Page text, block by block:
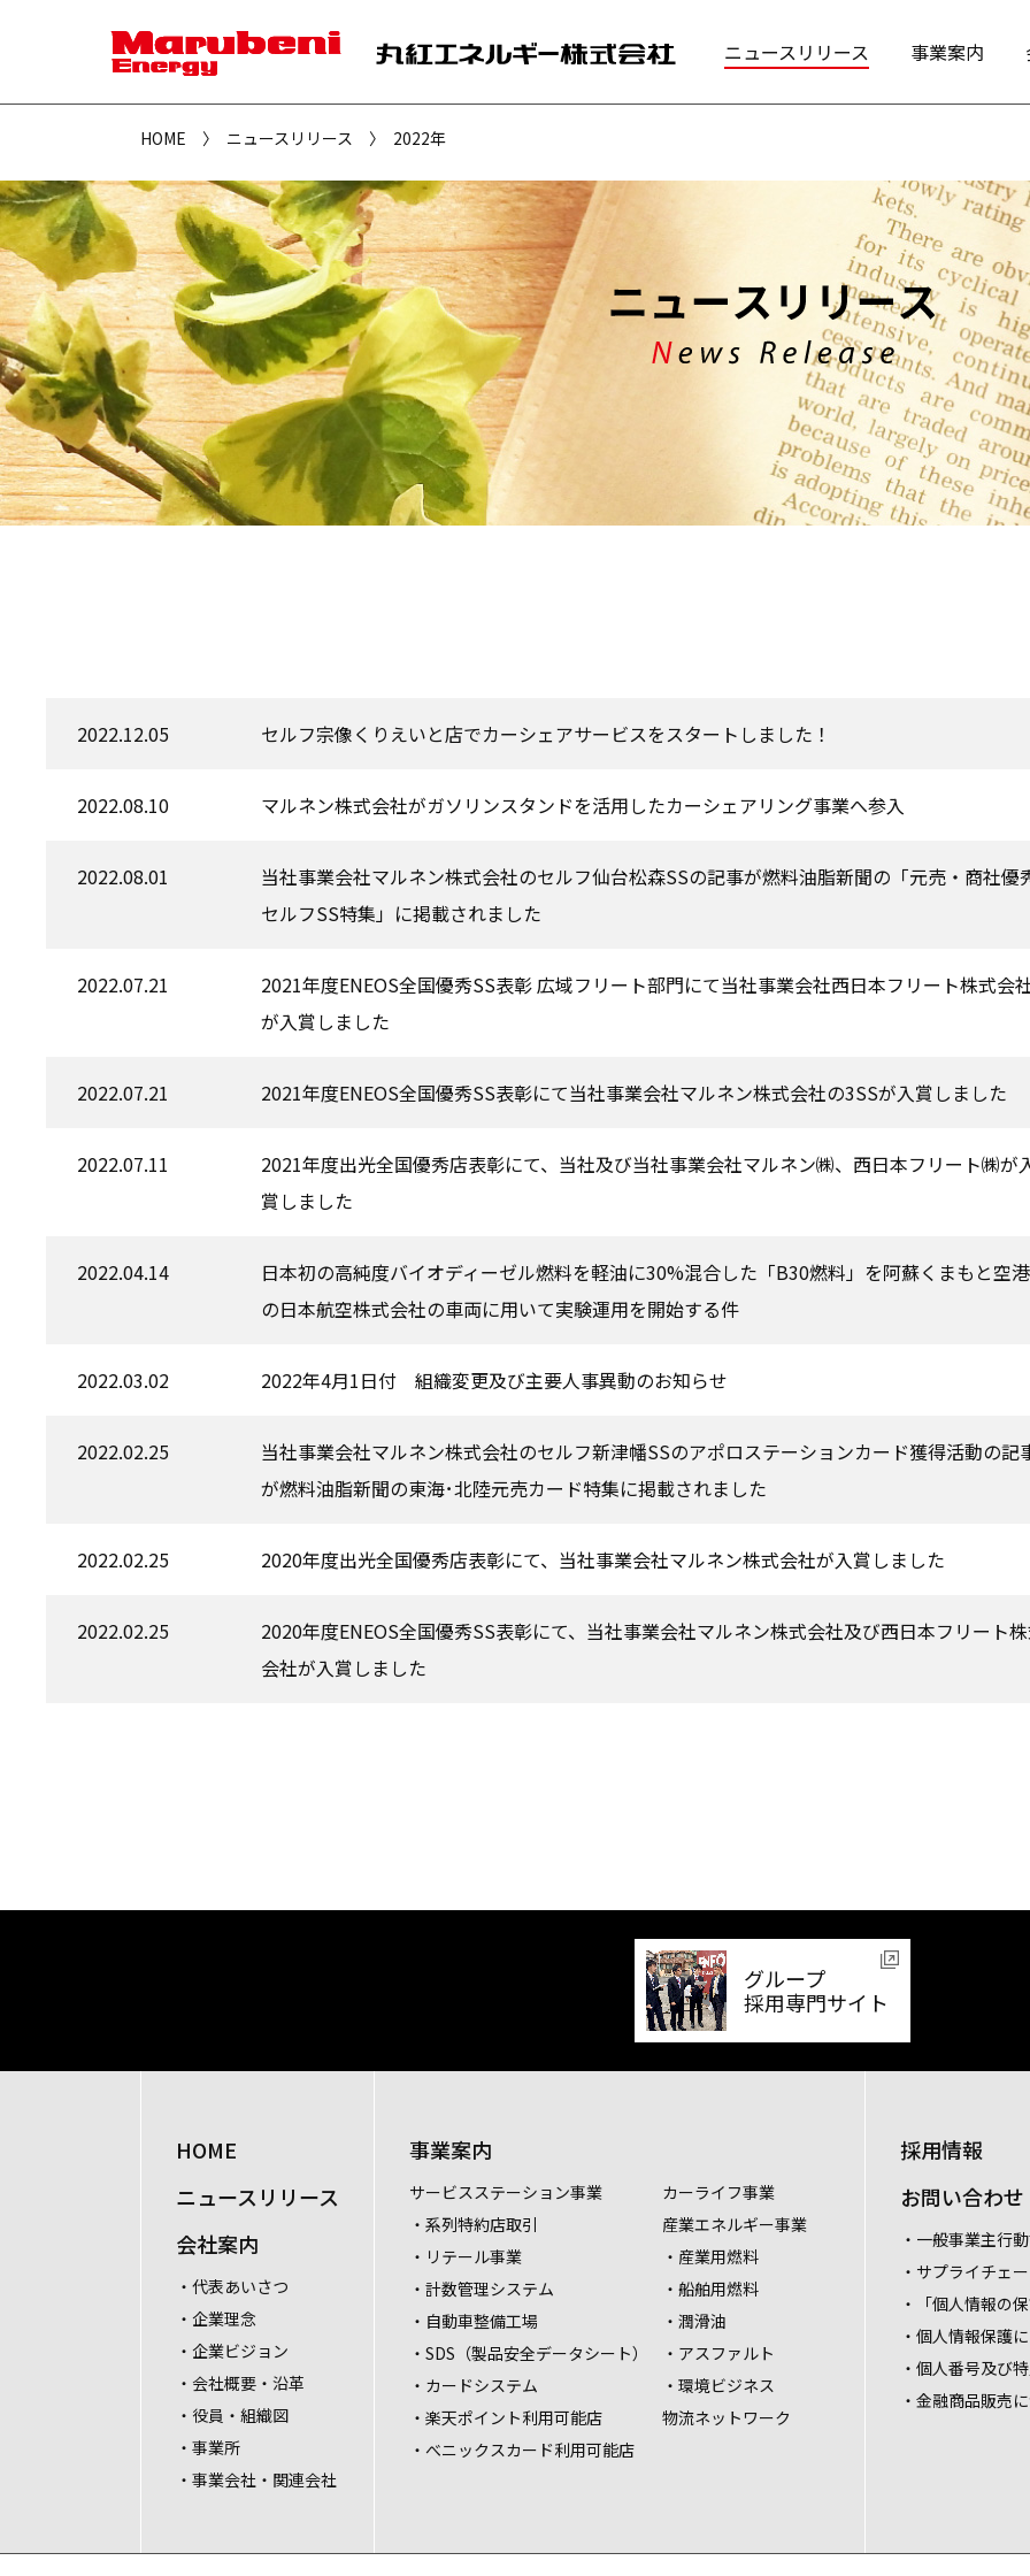
ニュースリリース 事業案内
・系列特約店取引
・リテール事業
・計数管理システム
・自動車整備工場
・SDS（製品安全データシート）
・カードシステム
・船舶用燃料
・潤滑油
・産業用燃料
・環境ビジネス
・アスファルト
HOME ニュースリリース 2022年
2022.12.05 セルフ宗像くりえいと店でカーシェアサービスをスタートしました！
2022.08.10 マルネン株式会社がガソリンスタンドを活用したカーシェアリング事業へ参入
2022.08.01
当社事業会社マルネン株式会社のセルフ仙台松森SSの記事が燃料油脂新聞の「元売・商社優
セルフSS特集」に掲載されました
2022.07.21
2021年度ENEOS全国優秀SS表彰 広域フリート部門にて当社事業会社西日本フリート株式会
が入賞しました
2022.07.21 2021年度ENEOS全国優秀SS表彰にて当社事業会社マルネン株式会社の3SSが入賞しました
2022.07.11
2021年度出光全国優秀店表彰にて、当社及び当社事業会社マルネン㈱、西日本フリート㈱が
賞しました
2022.04.14
日本初の高純度バイオディーゼル燃料を軽油に30%混合した「B30燃料」を阿蘇くまもと空
の日本航空株式会社の車両に用いて実験運用を開始する件
2022.03.02 2022年4月1日付 組織変更及び主要人事異動のお知らせ
2022.02.25
当社事業会社マルネン株式会社のセルフ新津幡SSのアポロステーションカード獲得活動の記
が燃料油脂新聞の東海･北陸元売カード特集に掲載されました
2022.02.25 2020年度出光全国優秀店表彰にて、当社事業会社マルネン株式会社が入賞しました
2022.02.25
2020年度ENEOS全国優秀SS表彰にて、当社事業会社マルネン株式会社及び西日本フリート
会社が入賞しました
グループ
採用専門サイト
HOME
ニュースリリース
会社案内
・代表あいさつ
・企業理念
・企業ビジョン
・会社概要・沿革
・役員・組織図
・事業所
・事業会社・関連会社
事業案内
サービスステーション事業
・系列特約店取引
・リテール事業
・計数管理システム
・自動車整備工場
・SDS（製品安全データシート）
・カードシステム
・楽天ポイント利用可能店
・べニックスカード利用可能店
カーライフ事業
産業エネルギー事業
・産業用燃料
・船舶用燃料
・潤滑油
・アスファルト
・環境ビジネス
物流ネットワーク
採用情報
お問い合わせ
・一般事業主行
・サプライチェ
・「個人情報の
・個人情報保護
・個人番号及び
・金融商品販売